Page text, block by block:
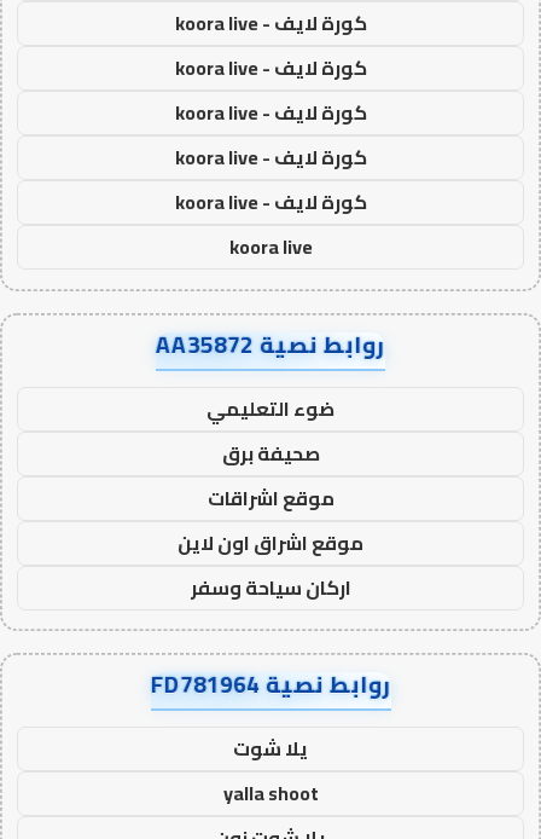
كورة لايف - koora live
كورة لايف - koora live
كورة لايف - koora live
كورة لايف - koora live
كورة لايف - koora live
koora live
روابط نصية AA35872
ضوء التعليمي
صحيفة برق
موقع اشراقات
موقع اشراق اون لاين
اركان سياحة وسفر
روابط نصية FD781964
يلا شوت
yalla shoot